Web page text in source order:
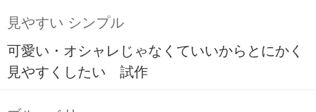
見やすい シンプル
可愛い・オシャレじゃなくていいからとにかく
見やすくしたい 試作